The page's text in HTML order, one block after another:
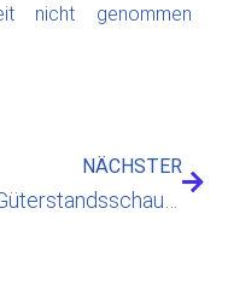
nicht genommen
NÄCHSTER